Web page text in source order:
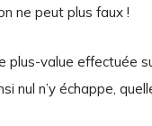
ne peut plus faux !
value effectuée
nul n’y échappe,